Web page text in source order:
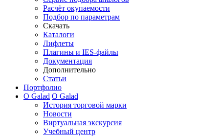
Расчёт окупаемости
Подбор по параметрам
Скачать
Каталоги
Лифлеты
Плагины и IES-файлы
Документация
Дополнительно
Статьи
Портфолио
О Galad О Galad
История торговой марки
Новости
Виртуальная экскурсия
Учебный центр